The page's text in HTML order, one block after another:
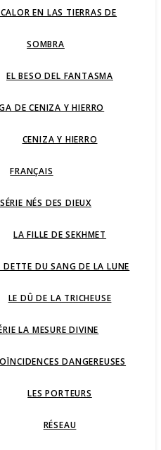
EN LAS TIERRAS DE
SOMBRA
EL BESO DEL FANTASMA
DE CENIZA Y HIERRO
CENIZA Y HIERRO
FRANÇAIS
SÉRIE NÉS DES DIEUX
LA FILLE DE SEKHMET
DETTE DU SANG DE LA LUNE
LE DÛ DE LA TRICHEUSE
LA MESURE DIVINE
DANGEREUSES
LES PORTEURS
RÉSEAU